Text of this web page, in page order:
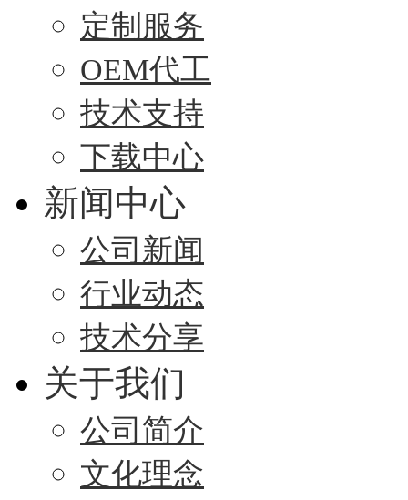
定制服务
OEM代工
技术支持
下载中心
新闻中心
公司新闻
行业动态
技术分享
关于我们
公司简介
文化理念